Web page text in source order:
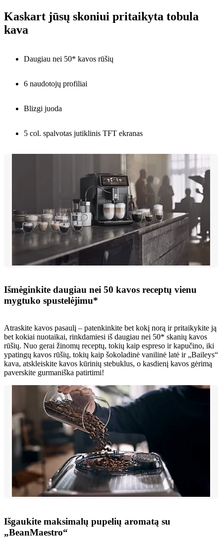
Kaskart jūsų skoniui pritaikyta tobula
kava
Daugiau nei 50* kavos rūšių
6 naudotojų profiliai
Blizgi juoda
5 col. spalvotas jutiklinis TFT ekranas
Išmėginkite daugiau nei 50 kavos receptų vienu
mygtuko spustelėjimu*
Atraskite kavos pasaulį – patenkinkite bet kokį norą ir pritaikykite ją
bet kokiai nuotaikai, rinkdamiesi iš daugiau nei 50* skanių kavos
rūšių. Nuo gerai žinomų receptų, tokių kaip espreso ir kapučino, iki
ypatingų kavos rūšių, tokių kaip šokoladinė vanilinė latė ir „Baileys“
kava, atskleiskite kavos kūrinių stebuklus, o kasdienį kavos gėrimą
paverskite gurmaniška patirtimi!
Išgaukite maksimalų pupelių aromatą su
„BeanMaestro“